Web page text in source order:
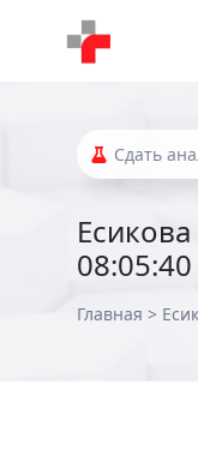
Сдать
08:05:40
Главная >